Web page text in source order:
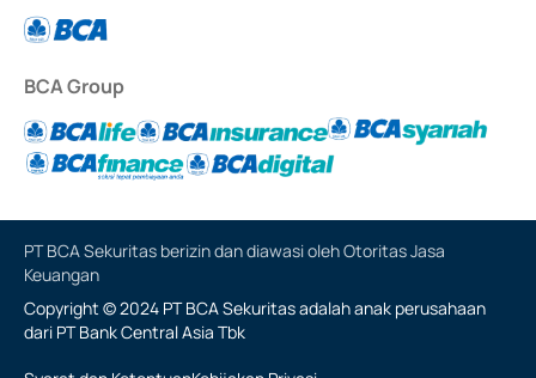
BCA Group
PT BCA Sekuritas berizin dan diawasi oleh Otoritas Jasa
Keuangan
Copyright © 2024 PT BCA Sekuritas adalah anak perusahaan
dari PT Bank Central Asia Tbk